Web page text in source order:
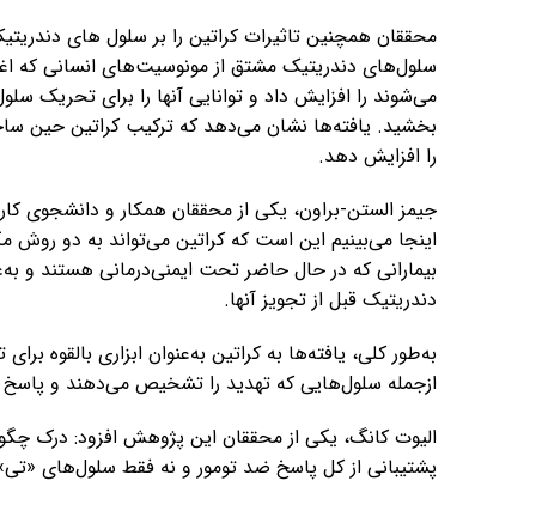
محققان همچنین تاثیرات کراتین را بر سلول های
سلول‌های دندریتیک مشتق از مونوسیت‌های انسانی که
می‌شوند را افزایش داد و توانایی آنها را برای تحریک
بخشید. یافته‌ها نشان می‌دهد که ترکیب کراتین حین
را افزایش دهد.
جیمز الستن-براون، یکی از محققان همکار و دانشجوی
اینجا می‌بینیم این است که کراتین می‌تواند به دو روش
بیمارانی که در حال حاضر تحت ایمنی‌درمانی هستند و
دندریتیک قبل از تجویز آنها.
به‌طور کلی، یافته‌ها به کراتین به‌عنوان ابزاری
ازجمله سلول‌هایی که تهدید را تشخیص می‌دهند و پاسخ
الیوت کانگ، یکی از محققان این پژوهش افزود: درک
پشتیبانی از کل پاسخ ضد تومور و نه فقط سلول‌های